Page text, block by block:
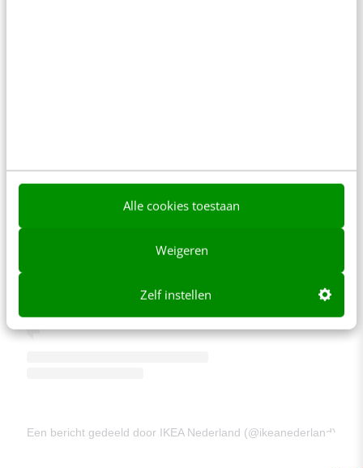
Alle cookies toestaan
Weigeren
Zelf instellen
Dit bericht op Instagram bekijken
Een bericht gedeeld door IKEA Nederland (@ikeanederland)